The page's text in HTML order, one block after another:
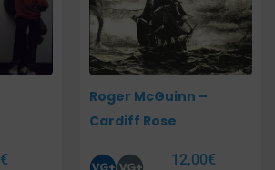
€
Roger McGuinn –
Cardiff Rose
12,00€